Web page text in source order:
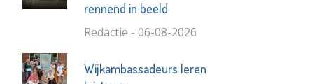
rennend in beeld
Redactie - 06-08-2026
Wijkambassadeurs leren